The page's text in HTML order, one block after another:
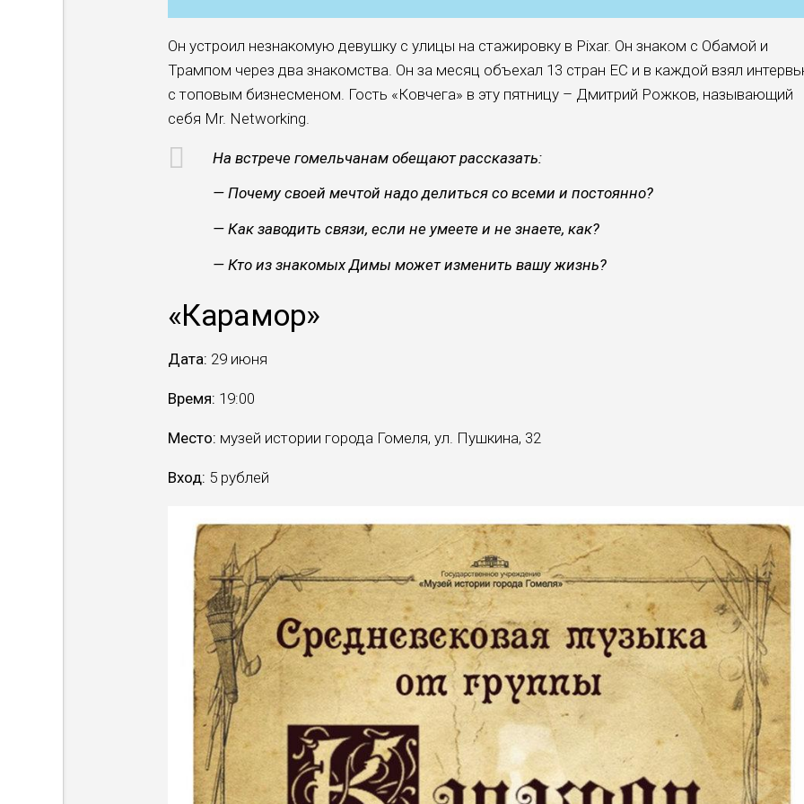
Он устроил незнакомую девушку с улицы на стажировку в Pixar. Он знаком с Обамой и
Трампом через два знакомства. Он за месяц объехал 13 стран ЕС и в каждой взял
с топовым бизнесменом. Гость «Ковчега» в эту пятницу – Дмитрий Рожков, называющий
себя Mr. Networking.
На встрече гомельчанам обещают рассказать:
— Почему своей мечтой надо делиться со всеми и постоянно?
— Как заводить связи, если не умеете и не знаете, как?
— Кто из знакомых Димы может изменить вашу жизнь?
«Карамор»
Дата: 29 июня
Время: 19:00
Место: музей истории города Гомеля, ул. Пушкина, 32
Вход: 5 рублей